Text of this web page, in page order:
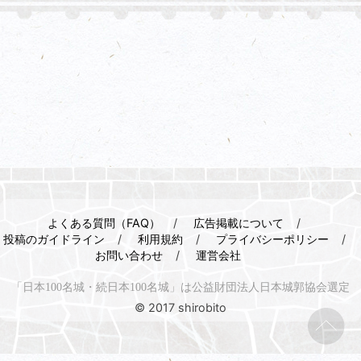
よくある質問（FAQ）
広告掲載について
投稿のガイドライン
利用規約
プライバシーポリシー
お問い合わせ
運営会社
「日本100名城・続日本100名城」は公益財団法人日本城郭協会選定
© 2017 shirobito